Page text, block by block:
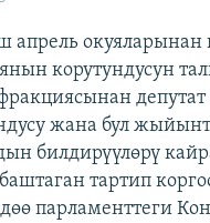
апрель
корутундусун
жана бул
билдирүүлөрү
тартип
парламенттеги